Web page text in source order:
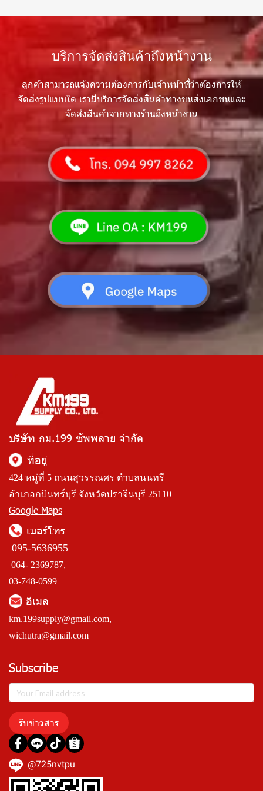
บริการจัดส่งสินค้าถึงหน้างาน
ลูกค้าสามารถแจ้งความต้องการกับเจ้าหน้าที่ว่าต้องการให้
จัดส่งรูปแบบใด เรามีบริการจัดส่งสินค้าทางขนส่งเอกชนและ
จัดส่งสินค้าจากทางร้านถึงหน้างาน
บริษัท กม.199 ซัพพลาย จำกัด
ที่อยู่
424 หมู่ที่ 5 ถนนสุวรรณศร ตำบลนนทรี
อำเภอกบินทร์บุรี จังหวัดปราจีนบุรี 25110
Google Maps
เบอร์โทร
095-5636955
064- 2369787,
03-748-0599
อีเมล
km.199supply@gmail.com,
wichutra@gmail.com
Subscribe
รับข่าวสาร
@725nvtpu